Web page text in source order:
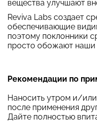
вещества улучшают
Reviva Labs создает
обеспечивающие
поэтому поклонники
просто обожают наши
Рекомендации по
Наносить утром и/
после применения
Дайте полностью